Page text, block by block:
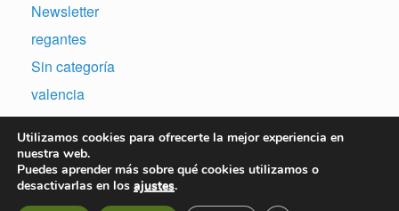
Newsletter
regantes
Sin categoría
valencia
Utilizamos cookies para ofrecerte la mejor experiencia en
nuestra web.
Puedes aprender más sobre qué cookies utilizamos o
desactivarlas en los ajustes.